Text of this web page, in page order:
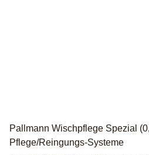
Pallmann Wischpflege Spezial
Pflege/Reingungs-Systeme